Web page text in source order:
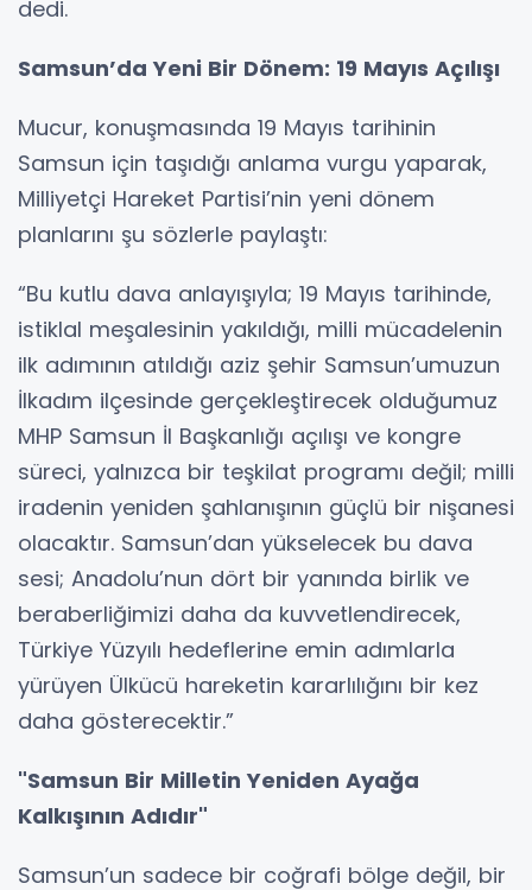
dedi.
Samsun’da Yeni Bir Dönem: 19 Mayıs Açılışı
Mucur, konuşmasında 19 Mayıs tarihinin
Samsun için taşıdığı anlama vurgu yaparak,
Milliyetçi Hareket Partisi’nin yeni dönem
planlarını şu sözlerle paylaştı:
“Bu kutlu dava anlayışıyla; 19 Mayıs tarihinde,
istiklal meşalesinin yakıldığı, milli mücadelenin
ilk adımının atıldığı aziz şehir Samsun’umuzun
İlkadım ilçesinde gerçekleştirecek olduğumuz
MHP Samsun İl Başkanlığı açılışı ve kongre
süreci, yalnızca bir teşkilat programı değil; milli
iradenin yeniden şahlanışının güçlü bir nişanesi
olacaktır. Samsun’dan yükselecek bu dava
sesi; Anadolu’nun dört bir yanında birlik ve
beraberliğimizi daha da kuvvetlendirecek,
Türkiye Yüzyılı hedeflerine emin adımlarla
yürüyen Ülkücü hareketin kararlılığını bir kez
daha gösterecektir.”
"Samsun Bir Milletin Yeniden Ayağa
Kalkışının Adıdır"
Samsun’un sadece bir coğrafi bölge değil, bir